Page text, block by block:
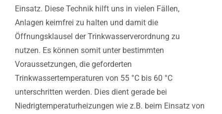
Einsatz. Diese Technik hilft uns in vielen Fällen,
Anlagen keimfrei zu halten und damit die
Öffnungsklausel der Trinkwasserverordnung zu
nutzen. Es können somit unter bestimmten
Voraussetzungen, die geforderten
Trinkwassertemperaturen von 55 °C bis 60 °C
unterschritten werden. Dies dient gerade bei
Niedrigtemperaturheizungen wie z.B. beim Einsatz von